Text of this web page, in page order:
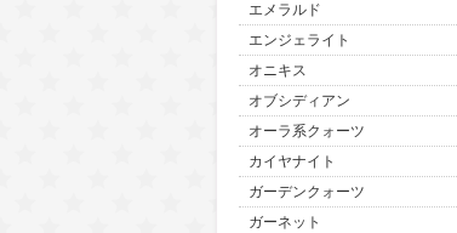
エメラルド
エンジェライト
オニキス
オブシディアン
オーラ系クォーツ
カイヤナイト
ガーデンクォーツ
ガーネット